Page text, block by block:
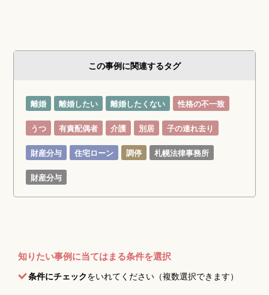
この事例に関連するタグ
離婚 離婚したい 離婚したくない 性格の不一致
うつ 有責配偶者 介護 別居 子の連れ去り
財産分与 住宅ローン 調停 札幌法律事務所
財産分与
知りたい事例に当てはまる条件を選択
条件にチェックをいれてください（複数選択できます）